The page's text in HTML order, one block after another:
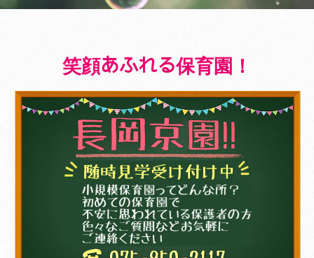
笑顔あふれる保育園！